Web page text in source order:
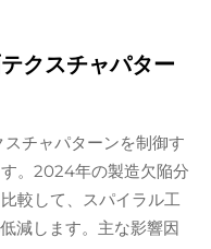
クスチャパター
チャパターンを制御す
。2024年の製造欠陥分
較して、スパイラル工
減します。主な影響因